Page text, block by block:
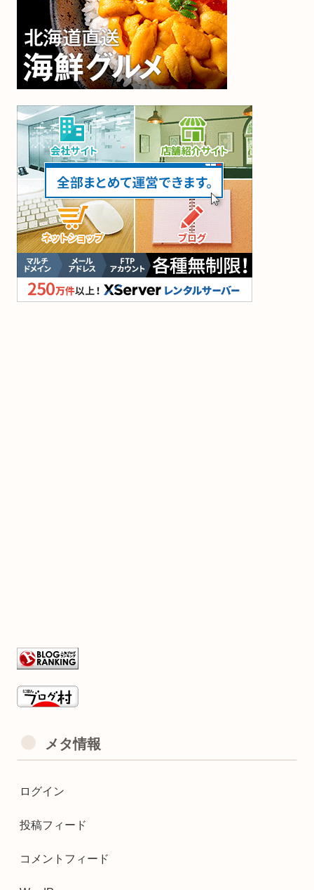
メタ情報
ログイン
投稿フィード
コメントフィード